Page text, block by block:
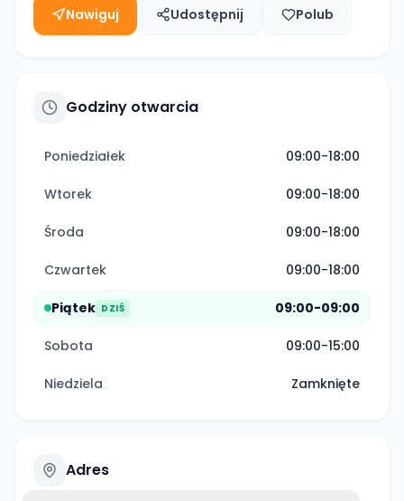
Nawiguj Udostępnij Polub
Godziny otwarcia
Poniedziałek 09:00-18:00
Wtorek 09:00-18:00
Środa 09:00-18:00
Czwartek 09:00-18:00
Piątek DZIŚ 09:00-09:00
Sobota 09:00-15:00
Niedziela Zamknięte
Adres